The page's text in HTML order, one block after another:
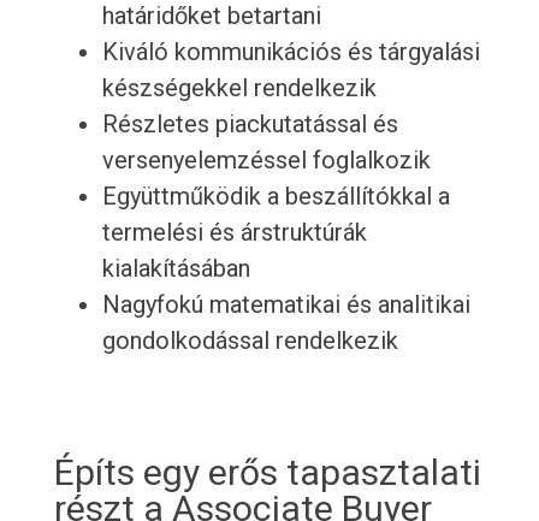
határidőket betartani
Kiváló kommunikációs és tárgyalási
készségekkel rendelkezik
Részletes piackutatással és
versenyelemzéssel foglalkozik
Együttműködik a beszállítókkal a
termelési és árstruktúrák
kialakításában
Nagyfokú matematikai és analitikai
gondolkodással rendelkezik
Építs egy erős tapasztalati
részt a Associate Buyer